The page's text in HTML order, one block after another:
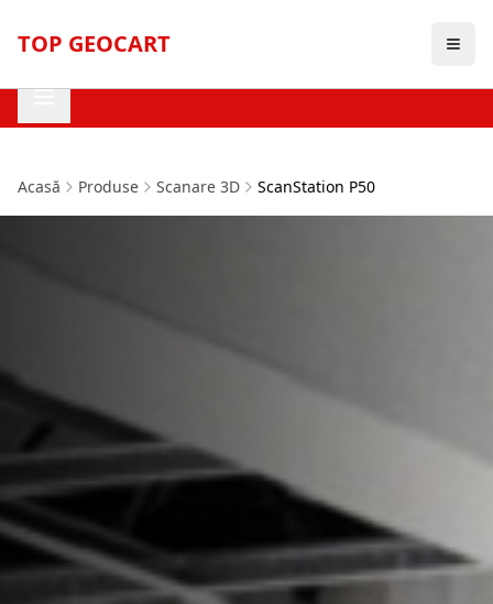
TOP GEOCART
Acasă Produse Scanare 3D ScanStation P50